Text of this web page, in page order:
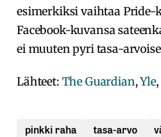
esimerkiksi vaihtaa Pride-
Facebook-kuvansa
ei muuten pyri tasa-
Lähteet: The Guardian,Yle,
pinkki raha tasa-arvo